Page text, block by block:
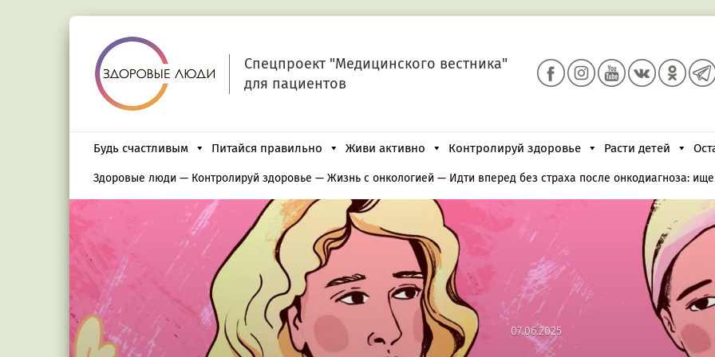
Спецпроект "Медицинского вестника"
для пациентов
Будь счастливым Питайся правильно Живи активно Контролируй здоровье Расти детей
Здоровые люди — Контролируй здоровье — Жизнь с онкологией — Идти вперед без страха после онкодиагноза:
07.06.2025
07.06.2025